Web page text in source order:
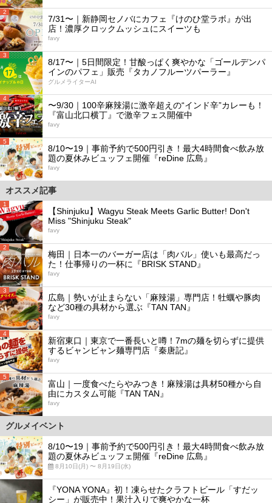
2
7/31〜｜新静岡セノバにカフェ『けのひ堂ラボ』が出
店！濃厚クロックムッシュにスイーツも
favy
3
8/17〜｜5日間限定！甘酸っぱく爽やかな「ゴールデンパ
インのパフェ」販売『タカノフルーツパーラー』
グルメライターAI
4
〜9/30｜100辛麻辣湯に激辛超えの“インド辛”カレーも！
『富山北口横丁』で激辛フェス開催中
favy
5
8/10〜19｜事前予約で500円引き！最大4時間食べ飲み放
題の夏休みビュッフェ開催『reDine 広島』
favy
オススメ記事
1
【Shinjuku】Wagyu Steak Meets Garlic Butter! Don't
Miss "Shinjuku Steak"
favy
2
梅田｜日本一のバーガー店は「肉バル」使いも最高だっ
た！仕事帰りの一杯に『BRISK STAND』
favy
3
広島｜勢いが止まらない「麻辣湯」専門店！牡蠣や豚肉
など30種の具材から選ぶ『TAN TAN』
favy
4
新宿東口｜東京で一番長いと噂！7mの麺を切らずに提供
するビャンビャン麺専門店『秦唐記』
favy
5
富山｜一度食べたらやみつき！麻辣湯は具材50種から自
由にカスタム可能『TAN TAN』
favy
グルメイベント
8/10〜19｜事前予約で500円引き！最大4時間食べ飲み放
題の夏休みビュッフェ開催『reDine 広島』
8月10日(月) 〜 8月19日(水)
『YONA YONA』初！凍らせたクラフトビール「すだッ
シー」が販売中！果汁入りで爽やかな一杯